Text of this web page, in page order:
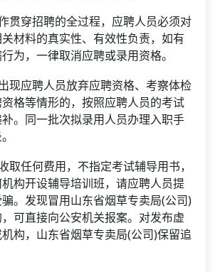
穿招聘的全过程，应聘人员必须对
材料的真实性、有效性负责，如有
为，一律取消应聘或录用资格。
应聘人员放弃应聘资格、考察体检
格等情形的，按照应聘人员的考试
。同一批次拟录用人员办理入职手
何费用，不指定考试辅导用书，
构开设辅导培训班，请应聘人员提
。发现冒用山东省烟草专卖局(公司)
可直接向公安机关报案。对发布虚
构，山东省烟草专卖局(公司)保留追